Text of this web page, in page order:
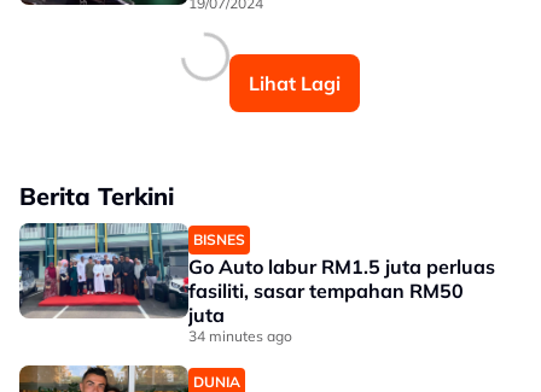
Lihat Lagi
Berita Terkini
BISNES
Go Auto labur RM1.5 juta perluas
fasiliti, sasar tempahan RM50
juta
34 minutes ago
DUNIA